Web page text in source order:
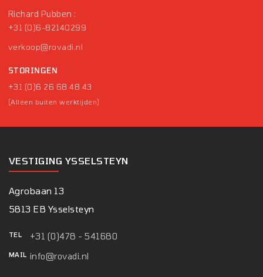
Richard Pubben :
+31 (0)6-82140299
verkoop@rovadi.nl
STORINGEN
+31 (0)6 26 68 48 43
(Alleen buiten werktijden)
VESTIGING YSSELSTEYN
Agrobaan 13
5813 EB Ysselsteyn
TEL +31 (0)478 - 541680
MAIL info@rovadi.nl